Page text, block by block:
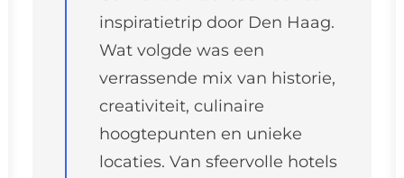
inspiratietrip door Den Haag.
Wat volgde was een
verrassende mix van historie,
creativiteit, culinaire
hoogtepunten en unieke
locaties. Van sfeervolle hotels